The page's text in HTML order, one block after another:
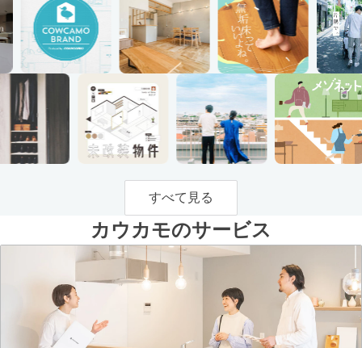
すべて見る
カウカモのサービス